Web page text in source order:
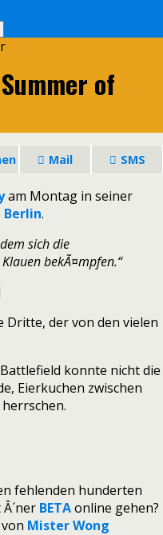
of
Mail SMS
am Montag in seiner
Berlin.
sich die
bekÃ¤mpfen.“
Dritte, der von den vielen
konnte nicht die
Eierkuchen zwischen
fehlenden hunderten
BETAonline gehen?
Mister Wong